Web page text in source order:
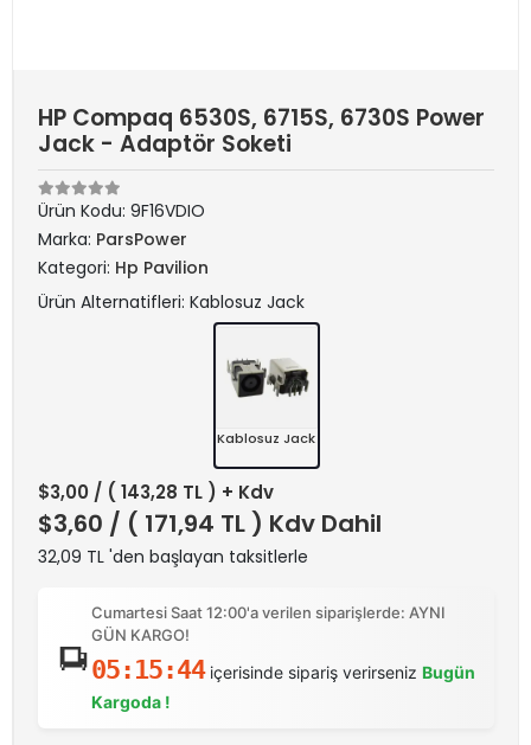
HP Compaq 6530S, 6715S, 6730S Power
Jack - Adaptör Soketi
Ürün Kodu: 9F16VDIO
Marka: ParsPower
Kategori: Hp Pavilion
Ürün Alternatifleri: Kablosuz Jack
Kablosuz Jack
$3,00 / ( 143,28 TL ) + Kdv
$3,60 / ( 171,94 TL ) Kdv Dahil
32,09 TL 'den başlayan taksitlerle
Cumartesi Saat 12:00'a verilen siparişlerde: AYNI
GÜN KARGO!
05:15:43içerisinde sipariş verirseniz Bugün
Kargoda !